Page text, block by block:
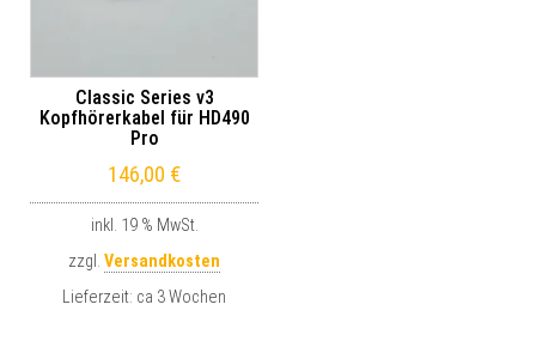
Classic Series v3
Kopfhörerkabel für HD490
Pro
146,00 €
inkl. 19 % MwSt.
zzgl.Versandkosten
Lieferzeit: ca 3 Wochen